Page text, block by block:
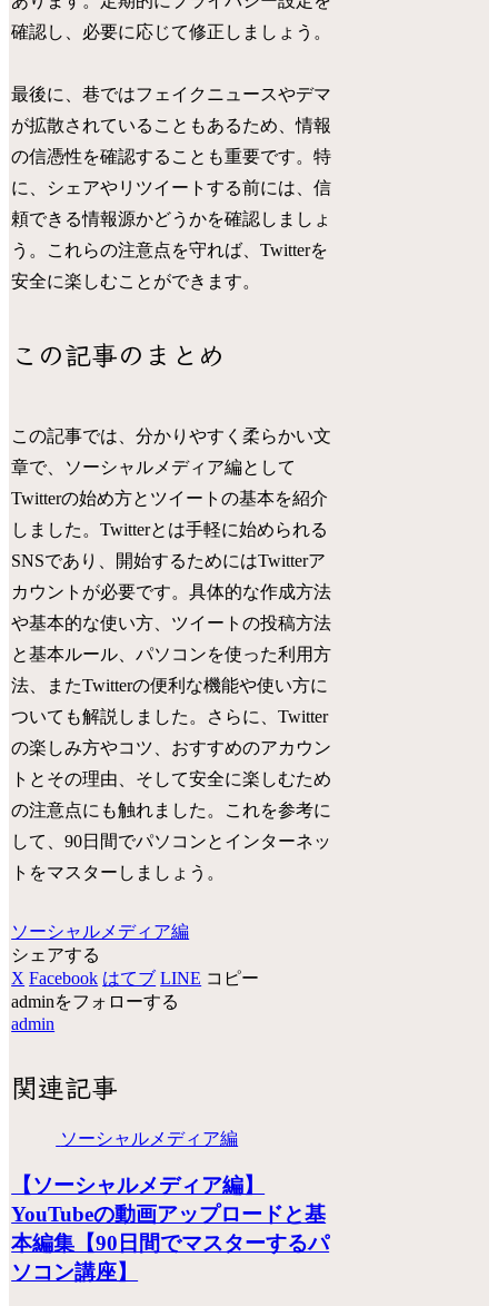
確認し、必要に応じて修正しましょう。
最後に、巷ではフェイクニュースやデマ
が拡散されていることもあるため、情報
の信憑性を確認することも重要です。特
に、シェアやリツイートする前には、信
頼できる情報源かどうかを確認しましょ
う。これらの注意点を守れば、Twitterを
安全に楽しむことができます。
この記事のまとめ
この記事では、分かりやすく柔らかい文
章で、ソーシャルメディア編として
Twitterの始め方とツイートの基本を紹介
しました。Twitterとは手軽に始められる
SNSであり、開始するためにはTwitterア
カウントが必要です。具体的な作成方法
や基本的な使い方、ツイートの投稿方法
と基本ルール、パソコンを使った利用方
法、またTwitterの便利な機能や使い方に
ついても解説しました。さらに、Twitter
の楽しみ方やコツ、おすすめのアカウン
トとその理由、そして安全に楽しむため
の注意点にも触れました。これを参考に
して、90日間でパソコンとインターネッ
トをマスターしましょう。
ソーシャルメディア編
シェアする
X Facebook はてブ LINE コピー
adminをフォローする
admin
関連記事
ソーシャルメディア編
【ソーシャルメディア編】
YouTubeの動画アップロードと基
本編集【90日間でマスターするパ
ソコン講座】